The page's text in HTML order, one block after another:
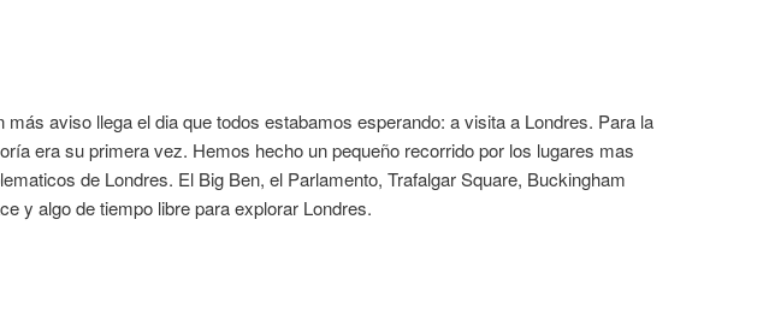
más aviso llega el dia que todos estabamos esperando: a visita a Londres. Para la
era su primera vez. Hemos hecho un pequeño recorrido por los lugares mas
de Londres. El Big Ben, el Parlamento, Trafalgar Square, Buckingham
y algo de tiempo libre para explorar Londres.